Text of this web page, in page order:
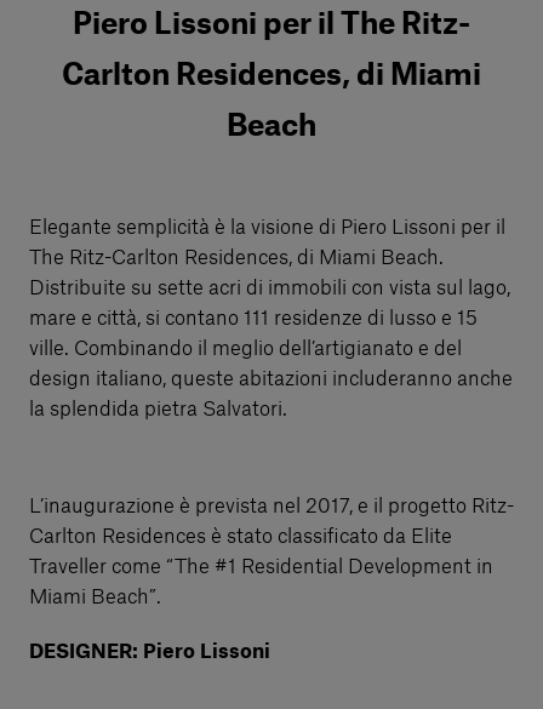
Piero Lissoni per il The Ritz-
Carlton Residences, di Miami
Beach
Elegante semplicità è la visione di Piero Lissoni per il
The Ritz-Carlton Residences, di Miami Beach.
Distribuite su sette acri di immobili con vista sul lago,
mare e città, si contano 111 residenze di lusso e 15
ville. Combinando il meglio dell’artigianato e del
design italiano, queste abitazioni includeranno anche
la splendida pietra Salvatori.
L’inaugurazione è prevista nel 2017, e il progetto Ritz-
Carlton Residences è stato classificato da Elite
Traveller come “The #1 Residential Development in
Miami Beach”.
DESIGNER: Piero Lissoni